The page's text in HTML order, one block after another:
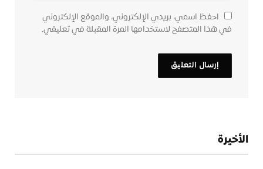
احفظ اسمي، بريدي الإلكتروني، والموقع الإلكتروني
في هذا المتصفح لاستخدامها المرة المقبلة في تعليقي.
الأخيرة